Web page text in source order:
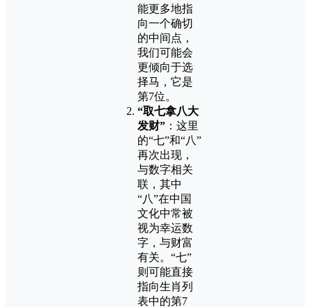
能更多地指
向一个确切
的中间点，
我们可能会
更倾向于选
择马，它是
第7位。
“取七拿八大
发财” ：这里
的“七”和“八”
再次出现，
与数字相关
联，其中
“八”在中国
文化中常被
视为幸运数
字，与财富
有关。“七”
则可能直接
指向生肖列
表中的第7